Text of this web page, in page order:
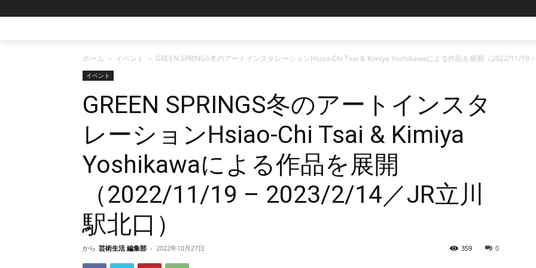
ホーム イベント GREEN SPRINGS冬のアートインスタレーションHsiao-Chi Tsai & Kimiya Yoshikawaによる作品を展開（2022/11/19 –
イベント
GREEN SPRINGS冬のアートインスタ
レーションHsiao-Chi Tsai & Kimiya
Yoshikawaによる作品を展開
（2022/11/19 – 2023/2/14／JR立川
駅北口）
から 芸術生活 編集部 - 2022年10月27日 0
359